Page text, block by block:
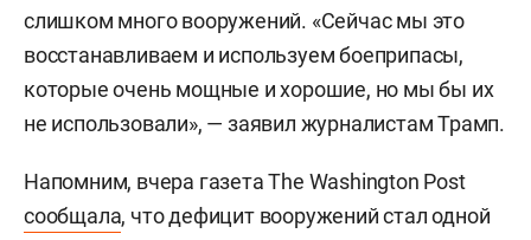
слишком много вооружений. «Сейчас мы это
восстанавливаем и используем боеприпасы,
которые очень мощные и хорошие, но мы бы их
не использовали», — заявил журналистам Трамп.
Напомним, вчера газета The Washington Post
сообщала, что дефицит вооружений стал одной